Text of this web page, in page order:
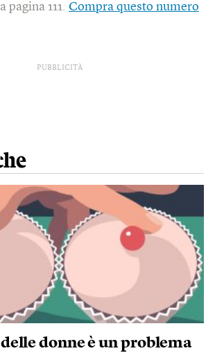
pagina 111. Compra questo numero
PUBBLICITÀ
donne è un problema